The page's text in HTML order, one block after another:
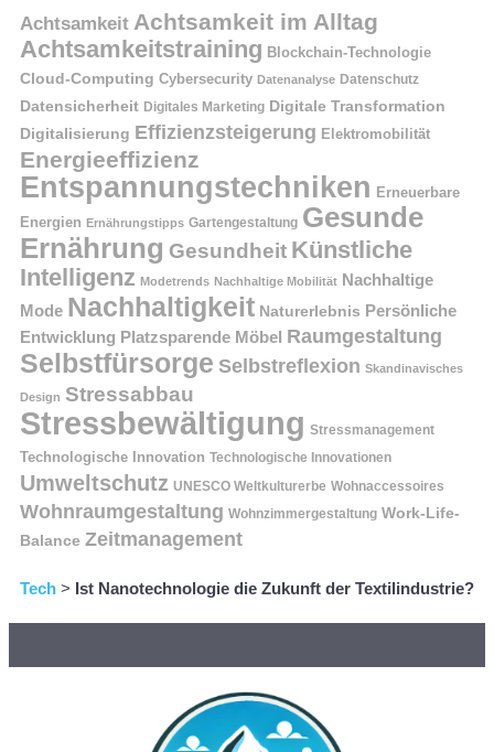
Achtsamkeit Achtsamkeit im Alltag
Achtsamkeitstraining Blockchain-Technologie
Cloud-Computing Cybersecurity Datenanalyse Datenschutz
Datensicherheit Digitales Marketing Digitale Transformation
Digitalisierung Effizienzsteigerung Elektromobilität
Energieeffizienz
Entspannungstechniken Erneuerbare
Energien Ernährungstipps Gartengestaltung Gesunde
Ernährung Gesundheit Künstliche
Intelligenz Modetrends Nachhaltige Mobilität Nachhaltige
Mode Nachhaltigkeit Naturerlebnis Persönliche
Entwicklung Platzsparende Möbel Raumgestaltung
Selbstfürsorge Selbstreflexion Skandinavisches
Design Stressabbau
Stressbewältigung Stressmanagement
Technologische Innovation Technologische Innovationen
Umweltschutz UNESCO Weltkulturerbe Wohnaccessoires
Wohnraumgestaltung Wohnzimmergestaltung Work-Life-
Balance Zeitmanagement
Tech > Ist Nanotechnologie die Zukunft der Textilindustrie?